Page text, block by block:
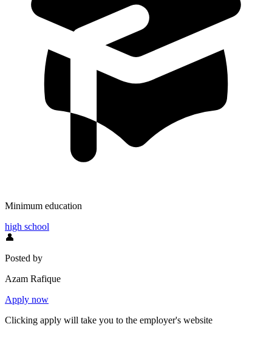
Minimum education
high school
👤
Posted by
Azam Rafique
Apply now
Clicking apply will take you to the employer's website